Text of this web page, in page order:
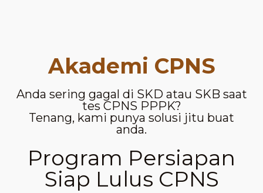
Akademi CPNS
Anda sering gagal di SKD atau SKB saat
tes CPNS PPPK?
Tenang, kami punya solusi jitu buat
anda.
Program Persiapan
Siap Lulus CPNS